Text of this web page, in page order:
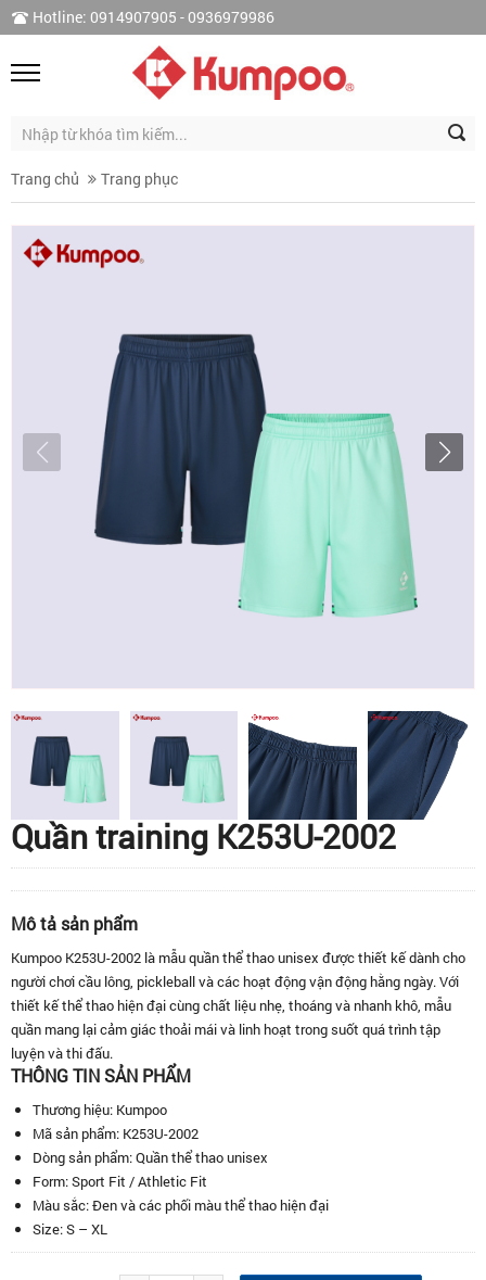
Hotline: 0914907905 - 0936979986
Trang chủ Trang phục
Quần training K253U-2002
Mô tả sản phẩm
Kumpoo K253U-2002 là mẫu quần thể thao unisex được thiết kế dành cho
người chơi cầu lông, pickleball và các hoạt động vận động hằng ngày. Với
thiết kế thể thao hiện đại cùng chất liệu nhẹ, thoáng và nhanh khô, mẫu
quần mang lại cảm giác thoải mái và linh hoạt trong suốt quá trình tập
luyện và thi đấu.
THÔNG TIN SẢN PHẨM
Thương hiệu: Kumpoo
Mã sản phẩm: K253U-2002
Dòng sản phẩm: Quần thể thao unisex
Form: Sport Fit / Athletic Fit
Màu sắc: Đen và các phối màu thể thao hiện đại
Size: S – XL